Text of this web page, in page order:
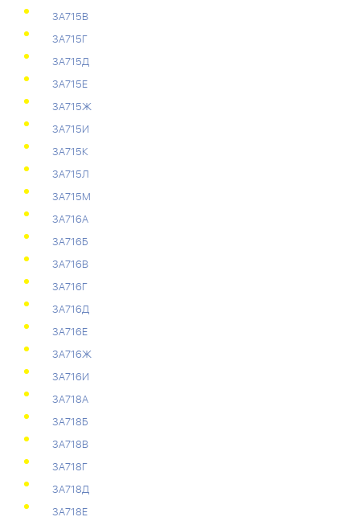
3А715В
3А715Г
3А715Д
3А715Е
3А715Ж
3А715И
3А715К
3А715Л
3А715М
3А716А
3А716Б
3А716В
3А716Г
3А716Д
3А716Е
3А716Ж
3А716И
3А718А
3А718Б
3А718В
3А718Г
3А718Д
3А718Е